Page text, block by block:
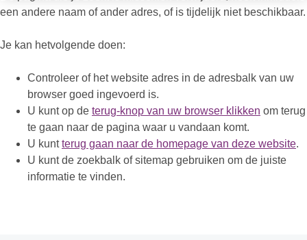
een andere naam of ander adres, of is tijdelijk niet beschikbaar.
Je kan hetvolgende doen:
Controleer of het website adres in de adresbalk van uw
browser goed ingevoerd is.
U kunt op de terug-knop van uw browser klikken om terug
te gaan naar de pagina waar u vandaan komt.
U kuntterug gaan naar de homepage van deze website.
U kunt de zoekbalk of sitemap gebruiken om de juiste
informatie te vinden.